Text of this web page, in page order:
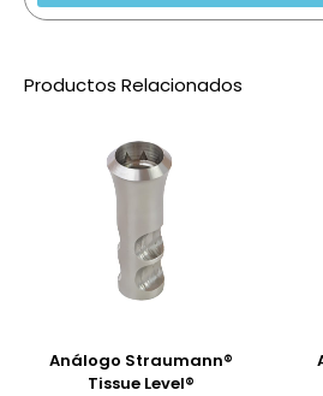
Productos Relacionados
Análogo Straumann®
Tissue Level®